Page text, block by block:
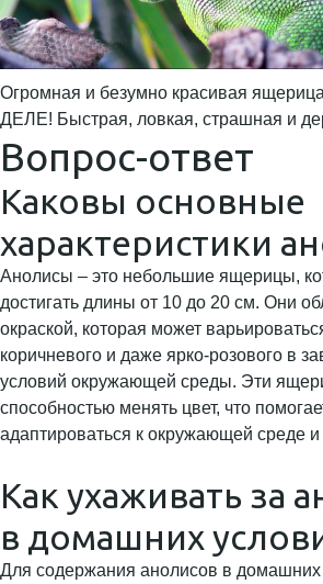
Огромная и безумно красивая
ДЕЛЕ! Быстрая, ловкая, страшная и
Вопрос-ответ
Каковы основные
характеристики
Анолисы – это небольшие ящерицы,
достигать длины от 10 до 20 см. Они
окраской, которая может
коричневого и даже ярко-розового в
условий окружающей среды. Эти
способностью менять цвет, что
адаптироваться к окружающей среде и
Как ухаживать за
в домашних
Для содержания анолисов в домашних